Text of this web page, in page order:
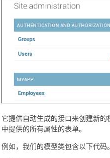
它提供自动生成的接口来创建新
中提供的所有属性的表单。
例如，我们的模型类包含以下代码。